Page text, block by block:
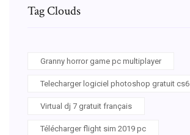
Tag Clouds
Granny horror game pc multiplayer
Telecharger logiciel photoshop gratuit cs6
Virtual dj 7 gratuit français
Télécharger flight sim 2019 pc